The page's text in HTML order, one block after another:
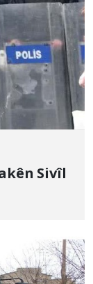
Sivîl